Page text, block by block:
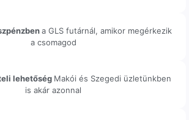
a GLS futárnál, amikor megérkezik
a csomagod
lehetőség Makói és Szegedi üzletünkben
is akár azonnal